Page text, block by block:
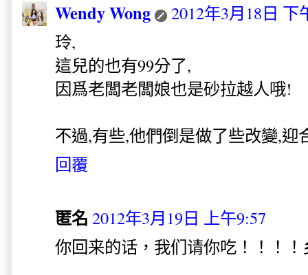
Wendy Wong
2012年3月18日 下
玲,
這兒的也有99分了,
因爲老闆老闆娘也是砂拉越人哦!
不過,有些,他們倒是做了些改變,迎
回覆
匿名 2012年3月19日 上午9:57
你回来的话，我们请你吃！！！